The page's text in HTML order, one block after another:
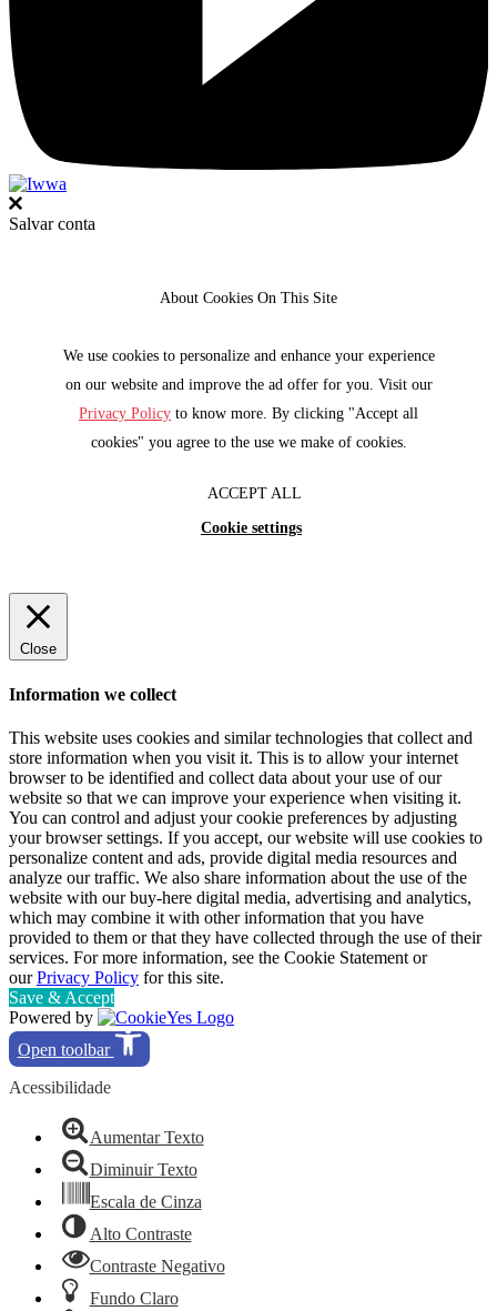
Salvar conta
About Cookies On This Site
We use cookies to personalize and enhance your experience
on our website and improve the ad offer for you. Visit our
Privacy Policy to know more. By clicking "Accept all
cookies" you agree to the use we make of cookies.
ACCEPT ALL
Cookie settings
Close
Information we collect
This website uses cookies and similar technologies that collect and
store information when you visit it. This is to allow your internet
browser to be identified and collect data about your use of our
website so that we can improve your experience when visiting it.
You can control and adjust your cookie preferences by adjusting
your browser settings. If you accept, our website will use cookies to
personalize content and ads, provide digital media resources and
analyze our traffic. We also share information about the use of the
website with our buy-here digital media, advertising and analytics,
which may combine it with other information that you have
provided to them or that they have collected through the use of their
services. For more information, see the Cookie Statement or
ourPrivacy Policy for this site.
Save & Accept
Powered by
Open toolbar
Acessibilidade
Aumentar Texto
Diminuir Texto
Escala de Cinza
Alto Contraste
Contraste Negativo
Fundo Claro